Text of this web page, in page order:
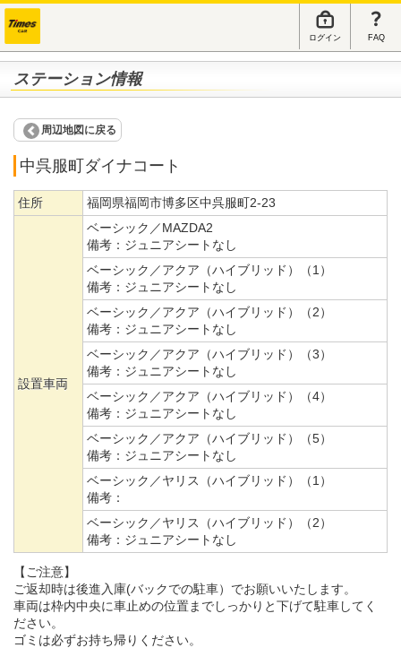
ログイン FAQ
ステーション情報
周辺地図に戻る
中呉服町ダイナコート
住所 福岡県福岡市博多区中呉服町2-23
設置車両
ベーシック／MAZDA2
備考： ジュニアシートなし
ベーシック／アクア（ハイブリッド）（1）
備考： ジュニアシートなし
ベーシック／アクア（ハイブリッド）（2）
備考： ジュニアシートなし
ベーシック／アクア（ハイブリッド）（3）
備考： ジュニアシートなし
ベーシック／アクア（ハイブリッド）（4）
備考： ジュニアシートなし
ベーシック／アクア（ハイブリッド）（5）
備考： ジュニアシートなし
ベーシック／ヤリス（ハイブリッド）（1）
備考：
ベーシック／ヤリス（ハイブリッド）（2）
備考： ジュニアシートなし
【ご注意】
ご返却時は後進入庫(バックでの駐車）でお願いいたします。
車両は枠内中央に車止めの位置までしっかりと下げて駐車してく
ださい。
ゴミは必ずお持ち帰りください。